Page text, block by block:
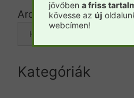
Archívum
Kategóriák
jövőben a friss
kövesse az új
webcímen!